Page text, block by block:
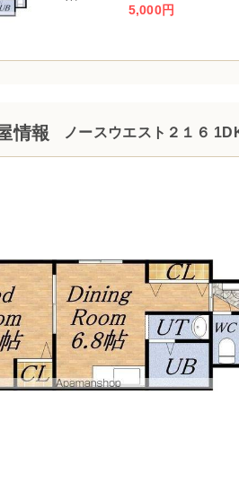
5,000円
情報 ノースウエスト２１６